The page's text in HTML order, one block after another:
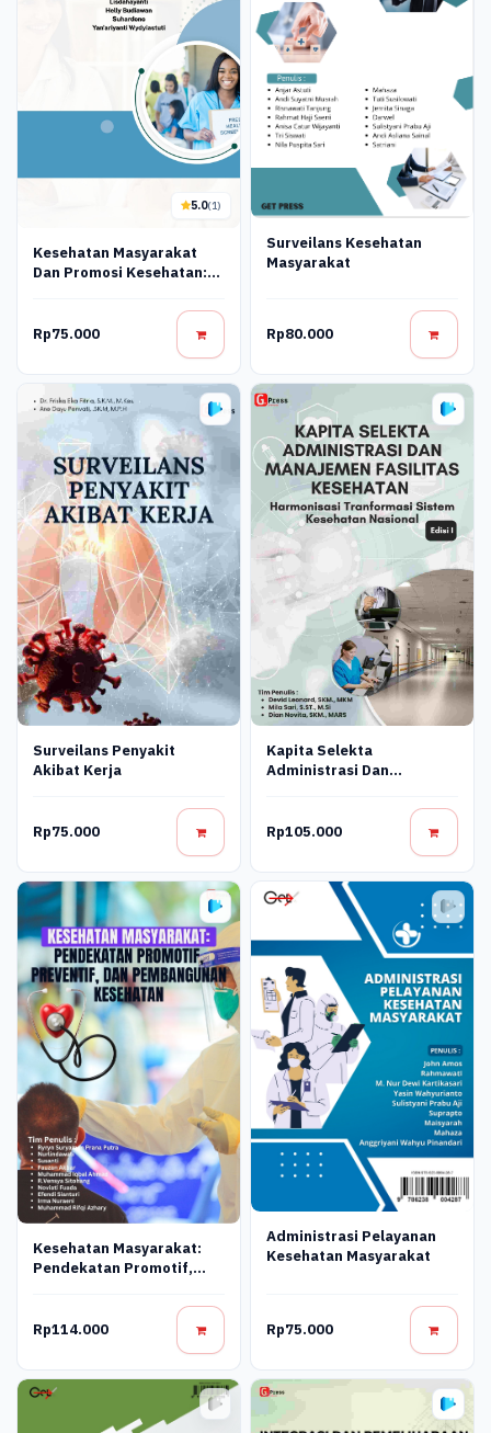
5.0(1)
Kesehatan Masyarakat
Dan Promosi Kesehatan:
Rp75.000
Surveilans Kesehatan
Masyarakat
Rp80.000
Surveilans Penyakit
Akibat Kerja
Rp75.000
Kapita Selekta
Administrasi Dan
Tranformasi Sistem
Rp105.000
Kesehatan Masyarakat:
Pendekatan Promotif,
Pembangunan Kesehatan
Rp114.000
Administrasi Pelayanan
Kesehatan Masyarakat
Rp75.000